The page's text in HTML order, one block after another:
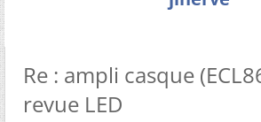
Re : ampli casque
revue LED